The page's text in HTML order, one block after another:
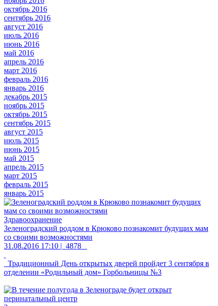
октябрь 2016
сентябрь 2016
август 2016
июль 2016
июнь 2016
май 2016
апрель 2016
март 2016
февраль 2016
январь 2016
декабрь 2015
ноябрь 2015
октябрь 2015
сентябрь 2015
август 2015
июль 2015
июнь 2015
май 2015
апрель 2015
март 2015
февраль 2015
январь 2015
Здравоохранение
Зеленоградский роддом в Крюково познакомит будущих мам
со своими возможностями
31.08.2016 17:10 | 4878
Традиционный День открытых дверей пройдет 3 сентября в
отделении «Родильный дом» Горбольницы №3